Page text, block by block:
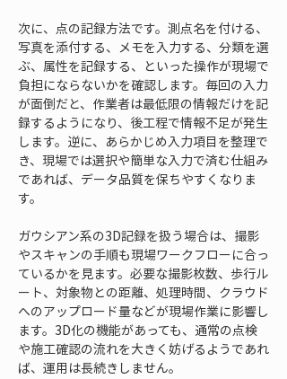
次に、点の記録方法です。測点名を付ける、
写真を添付する、メモを入力する、分類を選
ぶ、属性を記録する、といった操作が現場で
負担にならないかを確認します。毎回の入力
が面倒だと、作業者は最低限の情報だけを記
録するようになり、後工程で情報不足が発生
します。逆に、あらかじめ入力項目を整理で
き、現場では選択や簡単な入力で済む仕組み
であれば、データ品質を保ちやすくなりま
す。
ガウシアン系の3D記録を扱う場合は、撮影
やスキャンの手順も現場ワークフローに合っ
ているかを見ます。必要な撮影枚数、歩行ル
ート、対象物との距離、処理時間、クラウド
へのアップロード量などが現場作業に影響し
ます。3D化の機能があっても、通常の点検
や施工確認の流れを大きく妨げるようであれ
ば、運用は長続きしません。